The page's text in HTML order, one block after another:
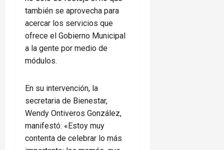
también se aprovecha para
acercar los servicios que
ofrece el Gobierno Municipal
a la gente por medio de
módulos.
En su intervención, la
secretaria de Bienestar,
Wendy Ontiveros González,
manifestó: «Estoy muy
contenta de celebrar lo más